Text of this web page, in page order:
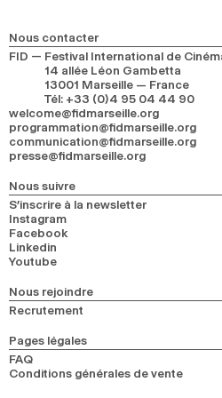
RECHERCHE
Nous contacter
FID — Festival International de
14 allée Léon Gambetta
13001 Marseille — France
Tél: +33 (0)4 95 04 44 90
welcome@fidmarseille.org
programmation@fidmarseille.org
communication@fidmarseille.org
presse@fidmarseille.org
Nous suivre
S’inscrire à la newsletter
Instagram
Facebook
Linkedin
Youtube
Nous rejoindre
Recrutement
Pages légales
FAQ
Conditions générales de vente